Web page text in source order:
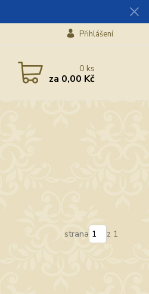
Přihlášení
0ks
za 0,00 Kč
strana z 1